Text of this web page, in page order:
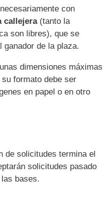
con
callejera(tanto la
son libres), que se
ganador de la plaza.
dimensiones máximas
formato debe ser
en papel o en otro
de solicitudes termina el
solicitudes pasado
bases.